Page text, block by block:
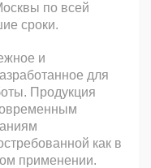
по всей
сроки.
и
для
Продукция
как в
применении.